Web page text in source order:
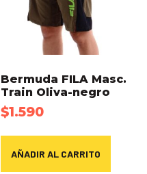
Bermuda FILA Masc.
Train Oliva-negro
$1.590
AÑADIR AL CARRITO